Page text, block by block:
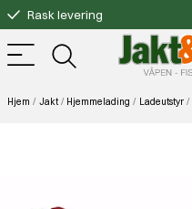
Rask levering
Gratis bytte
Fri frakt over 3000.-
Hjem Jakt Hjemmelading Ladeutstyr